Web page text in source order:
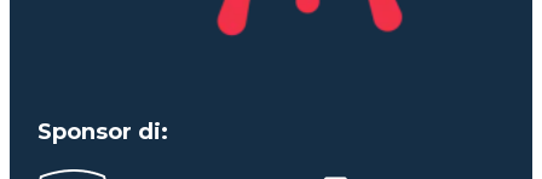
Sponsor di: